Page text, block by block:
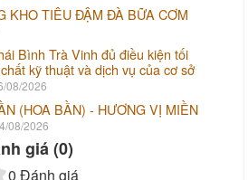
KHO TIÊU ĐẬM ĐÀ BỮA CƠM
Bình Trà Vinh đủ điều kiện tối
kỹ thuật và dịch vụ của cơ sở
08/2026
(HOA BẦN) - HƯƠNG VỊ MIỀN
08/2026
giá (0)
0 Đánh giá